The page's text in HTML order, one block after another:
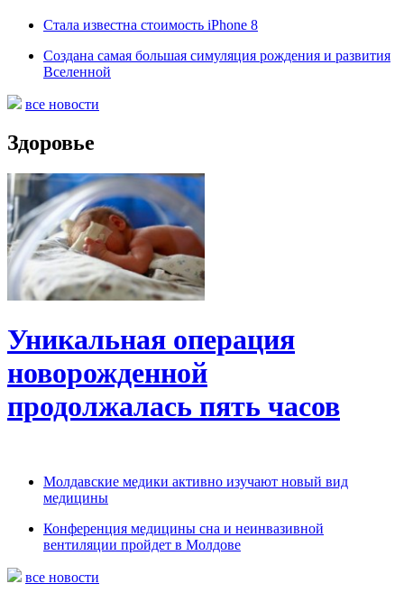
Стала известна стоимость iPhone 8
Создана самая большая симуляция рождения и развития
Вселенной
все новости
Здоровье
Уникальная операция
новорожденной
продолжалась пять часов
Молдавские медики активно изучают новый вид
медицины
Конференция медицины сна и неинвазивной
вентиляции пройдет в Молдове
все новости